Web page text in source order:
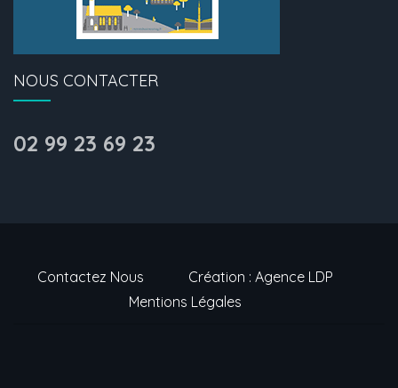
NOUS CONTACTER
02 99 23 69 23
Contactez Nous
Création : Agence LDP
Mentions Légales